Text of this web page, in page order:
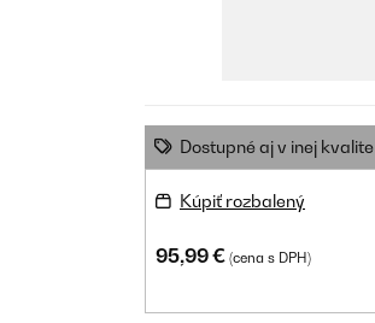
Dostupné aj v inej kvalite
Kúpiť rozbalený
95,99 € (cena s DPH)